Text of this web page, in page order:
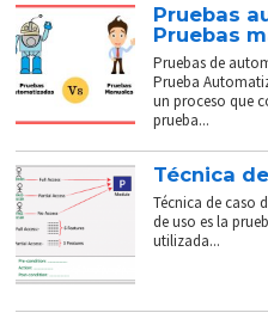
Pruebas
Pruebas
Pruebas de
Prueba
un proceso que
prueba...
Técnica
Técnica de caso
de uso es la
utilizada...